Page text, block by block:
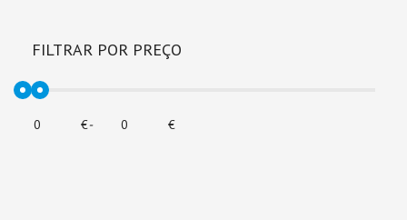
FILTRAR POR PREÇO
€- €